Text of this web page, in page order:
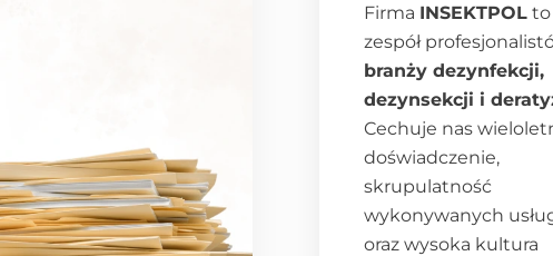
Firma INSEKTPOL to
zespół
branży dezynfekcji,
dezynsekcji i
Cechuje nas
doświadczenie,
skrupulatność
wykonywanych
oraz wysoka kultura